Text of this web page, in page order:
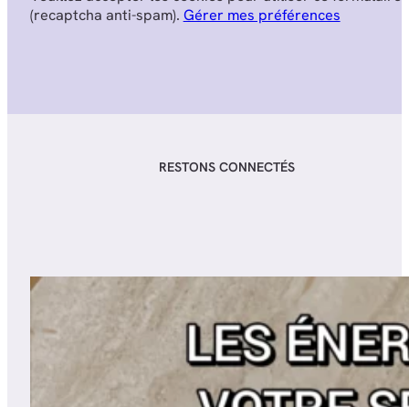
(recaptcha anti-spam). Gérer mes préférences
RESTONS CONNECTÉS